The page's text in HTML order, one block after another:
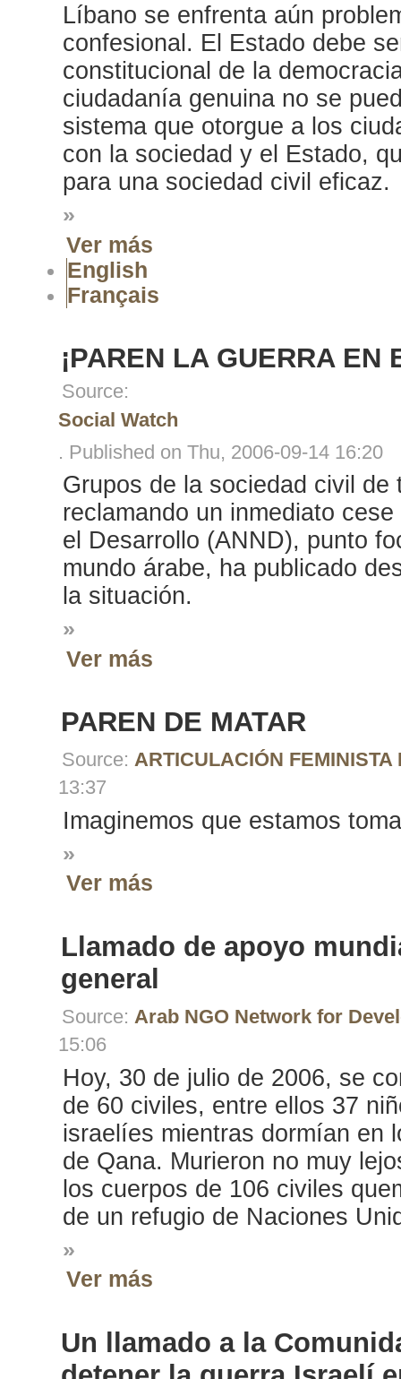
Líbano se enfrenta aún
confesional. El Estado debe
constitucional de la
ciudadanía genuina no se
sistema que otorgue a los
con la sociedad y el Estado,
para una sociedad civil eficaz.
»
Ver más
English
Français
¡PAREN LA GUERRA EN
Source:
Social Watch
. Published on Thu, 2006-09-14 16:20
Grupos de la sociedad civil
reclamando un inmediato
el Desarrollo (ANND), punto
mundo árabe, ha publicado
la situación.
»
Ver más
PAREN DE MATAR
Source: ARTICULACIÓN FEMINISTA
13:37
Imaginemos que estamos
»
Ver más
Llamado de apoyo
general
Source: Arab NGO Network for
15:06
Hoy, 30 de julio de 2006, se
de 60 civiles, entre ellos 37
israelíes mientras dormían en
de Qana. Murieron no muy
los cuerpos de 106 civiles
de un refugio de Naciones
»
Ver más
Un llamado a la